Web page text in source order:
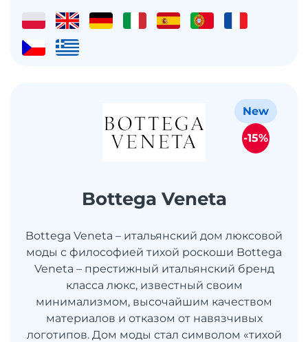
Bottega Veneta
Bottega Veneta – итальянский дом люксовой
моды с философией тихой роскоши Bottega
Veneta – престижный итальянский бренд
класса люкс, известный своим
минимализмом, высочайшим качеством
материалов и отказом от навязчивых
логотипов. Дом моды стал символом «тихой
New
-15%